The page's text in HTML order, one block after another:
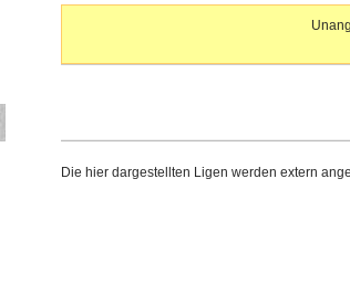
Die hier dargestellten Ligen werden extern